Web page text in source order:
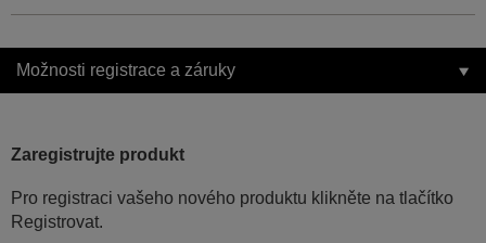
Možnosti registrace a záruky
Zaregistrujte produkt
Pro registraci vašeho nového produktu klikněte na tlačítko
Registrovat.